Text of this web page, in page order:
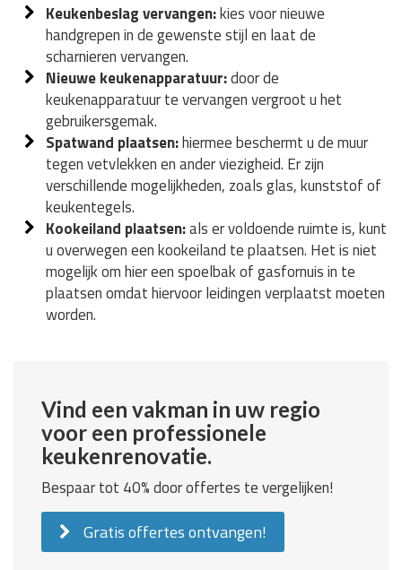
Keukenbeslag vervangen:kies voor nieuwe
handgrepen in de gewenste stijl en laat de
scharnieren vervangen.
Nieuwe keukenapparatuur:door de
keukenapparatuur te vervangen vergroot u het
gebruikersgemak.
Spatwand plaatsen:hiermee beschermt u de muur
tegen vetvlekken en ander viezigheid. Er zijn
verschillende mogelijkheden, zoals glas, kunststof of
keukentegels.
Kookeiland plaatsen:als er voldoende ruimte is, kunt
u overwegen een kookeiland te plaatsen. Het is niet
mogelijk om hier een spoelbak of gasfornuis in te
plaatsen omdat hiervoor leidingen verplaatst moeten
worden.
Vind een vakman in uw regio
voor een professionele
keukenrenovatie.
Bespaar tot 40% door offertes te vergelijken!
Gratis offertes ontvangen!